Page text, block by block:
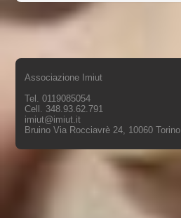
Associazione Imiut
Tel. 0119085054
Cell. 348.93.62.791
imiut@imiut.it
Bruino Via Rocciavrè 24, 10060 Torino